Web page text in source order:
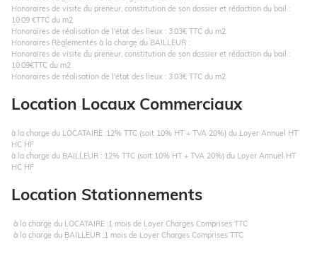
Honoraires de visite du preneur, constitution de son dossier et rédaction du bail :
10.09 €TTC du m2
Honoraires de réalisation de l'état des lieux : 3.03€ TTC du m2
Honoraires Règlementés à la charge du BAILLEUR :
Honoraires de visite du preneur, constitution de son dossier et rédaction du bail :
10.09€TTC du m2
Honoraires de réalisation de l'état des lieux : 3.03€ TTC du m2
Location Locaux Commerciaux
à la charge du LOCATAIRE :12% TTC (soit 10% HT + TVA 20%) du Loyer Annuel HT
HC HF
à la charge du BAILLEUR : 12% TTC (soit 10% HT + TVA 20%) du Loyer Annuel HT
HC HF
Location Stationnements
à la charge du LOCATAIRE :1 mois de Loyer Charges Comprises TTC
à la charge du BAILLEUR :1 mois de Loyer Charges Comprises TTC